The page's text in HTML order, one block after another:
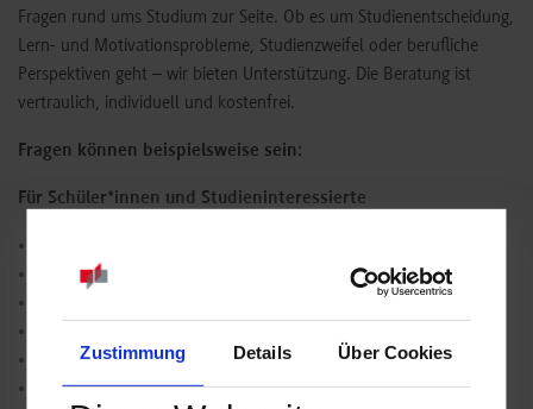
Zustimmung Details Über Cookies
Fragen rund ums Studium zur Seite. Ob es um Studienentscheidung,
Lern- und Motivationsprobleme, Studienzweifel oder berufliche
Perspektiven geht – wir bieten Unterstützung. Die Beratung ist
vertraulich, individuell und kostenfrei.
Fragen können beispielsweise sein:
Für Schüler*innen und Studieninteressierte
Ist ein Studium der richtige Weg für mich?
Was sollte ich für ein duales Studium mitbringen?
Wie kann ich mich gut auf das Studium vorbereiten?